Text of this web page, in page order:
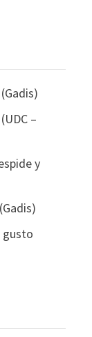
–
y
gusto